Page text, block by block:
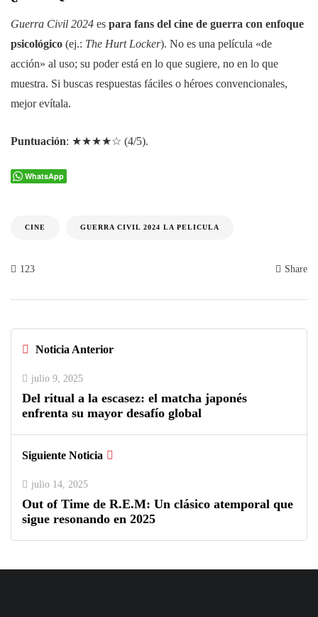
Guerra Civil 2024 es para fans del cine de guerra con enfoque
psicológico (ej.: The Hurt Locker). No es una película «de
acción» al uso; su poder está en lo que sugiere, no en lo que
muestra. Si buscas respuestas fáciles o héroes convencionales,
mejor evítala.
Puntuación: ★★★★☆ (4/5).
WhatsApp
CINE GUERRA CIVIL 2024 LA PELICULA
123 Share
Noticia Anterior
julio 9, 2025
Del ritual a la escasez: el matcha japonés
enfrenta su mayor desafío global
Siguiente Noticia
julio 14, 2025
Out of Time de R.E.M: Un clásico atemporal que
sigue resonando en 2025